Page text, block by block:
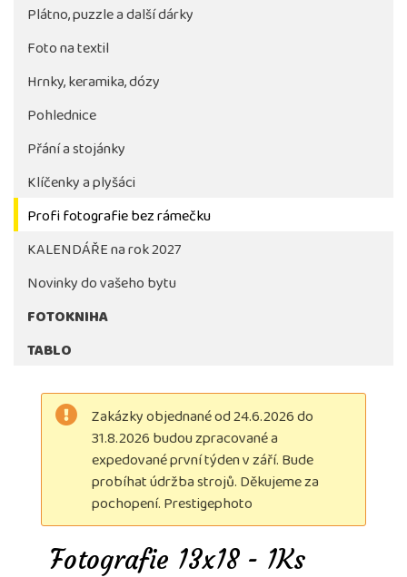
Tlačítko pro stažení fotografie bude aktivni až po
objednávky školy
Plátno, puzzle a další dárky
Foto na textil
Hrnky, keramika, dózy
Pohlednice
Přání a stojánky
Klíčenky a plyšáci
Profi fotografie bez rámečku
KALENDÁŘE na rok 2027
Novinky do vašeho bytu
FOTOKNIHA
TABLO
Zakázky objednané od 24.6.2026 do
31.8.2026 budou zpracované a
expedované první týden v září. Bude
probíhat údržba strojů. Děkujeme za
pochopení. Prestigephoto
Fotografie 13x18 - 1Ks